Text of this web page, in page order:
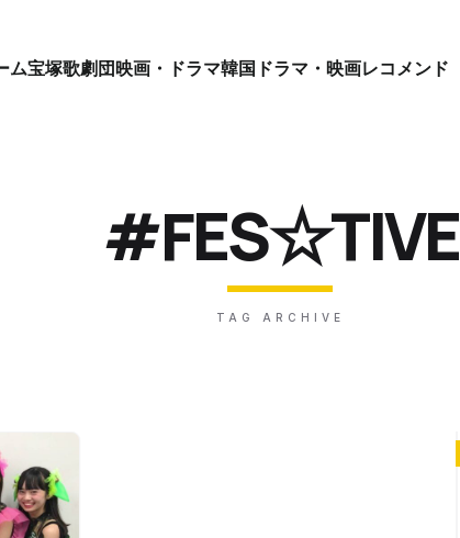
ム宝塚歌劇団映画・ドラマ韓国ドラマ・映画レコメンド
#FES☆TIVE
TAG ARCHIVE